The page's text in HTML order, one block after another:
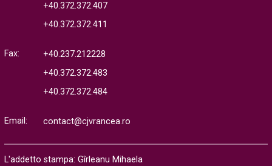
+40.372.372.407
+40.372.372.411
Fax:
+40.237.212228
+40.372.372.483
+40.372.372.484
Email: contact@cjvrancea.ro
L'addetto stampa: Gîrleanu Mihaela